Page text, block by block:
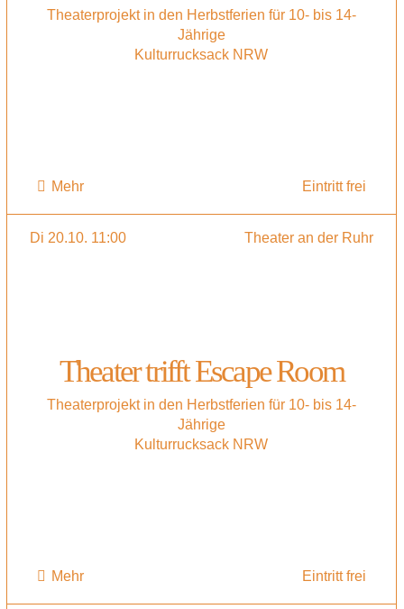
Theaterprojekt in den Herbstferien für 10- bis 14-
Jährige
Kulturrucksack NRW
Mehr Eintritt frei
Di 20.10. 11:00 Theater an der Ruhr
Theater trifft Escape Room
Theaterprojekt in den Herbstferien für 10- bis 14-
Jährige
Kulturrucksack NRW
Mehr Eintritt frei